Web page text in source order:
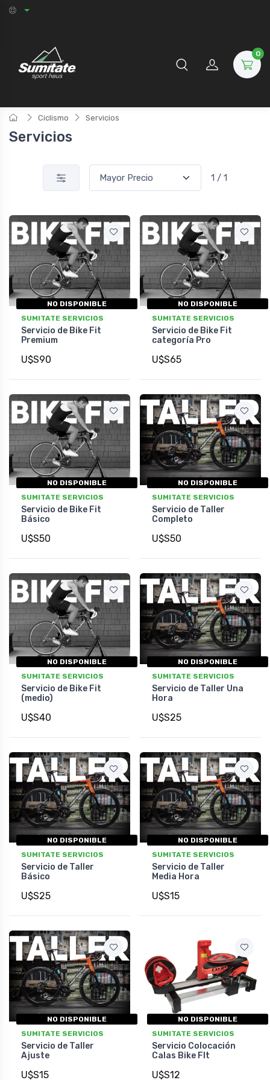
0
Ciclismo Servicios
Servicios
1 / 1
NO DISPONIBLE
SUMITATE SERVICIOS
Servicio de Bike Fit
Premium
U$S90
NO DISPONIBLE
SUMITATE SERVICIOS
Servicio de Bike Fit
categoría Pro
U$S65
NO DISPONIBLE
SUMITATE SERVICIOS
Servicio de Bike Fit
Básico
U$S50
NO DISPONIBLE
SUMITATE SERVICIOS
Servicio de Taller
Completo
U$S50
NO DISPONIBLE
SUMITATE SERVICIOS
Servicio de Bike Fit
(medio)
U$S40
NO DISPONIBLE
SUMITATE SERVICIOS
Servicio de Taller Una
Hora
U$S25
NO DISPONIBLE
SUMITATE SERVICIOS
Servicio de Taller
Básico
U$S25
NO DISPONIBLE
SUMITATE SERVICIOS
Servicio de Taller
Media Hora
U$S15
NO DISPONIBLE
SUMITATE SERVICIOS
Servicio de Taller
Ajuste
U$S15
NO DISPONIBLE
SUMITATE SERVICIOS
Servicio Colocación
Calas Bike FIt
U$S12